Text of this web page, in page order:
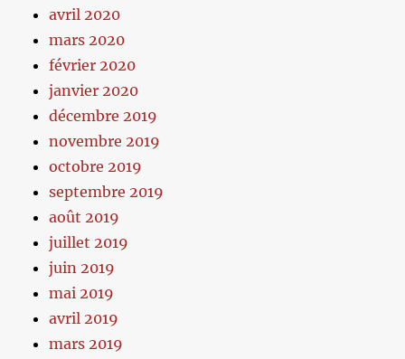
avril 2020
mars 2020
février 2020
janvier 2020
décembre 2019
novembre 2019
octobre 2019
septembre 2019
août 2019
juillet 2019
juin 2019
mai 2019
avril 2019
mars 2019